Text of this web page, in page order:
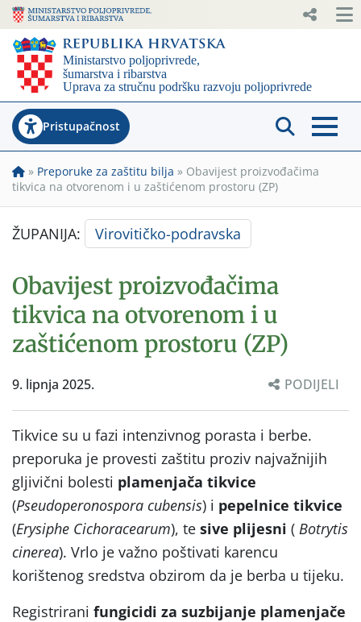
Pristupačnost
» Preporuke za zaštitu bilja » Obavijest proizvođačima
tikvica na otvorenom i u zaštićenom prostoru (ZP)
ŽUPANIJA: Virovitičko-podravska
Obavijest proizvođačima
tikvica na otvorenom i u
zaštićenom prostoru (ZP)
9. lipnja 2025. PODIJELI
Tikvice su u fazi intenzivnog porasta i berbe.
preporuka je provesti zaštitu proziv najvažnijih
gljivični bolesti plamenjača tikvice
(Pseudoperonospora cubensis) i pepelnice tikvice
(Erysiphe Cichoracearum), te sive plijesni ( Botrytis
cinerea). Vrlo je važno poštivati karencu
korištenog sredstva obzirom da je berba u tijeku.
Registrirani fungicidi za suzbijanje plamenjače